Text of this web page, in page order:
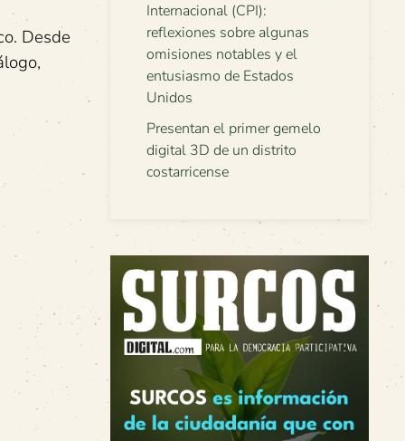
Desde
Internacional (CPI):
reflexiones sobre algunas
omisiones notables y el
entusiasmo de Estados
Unidos
Presentan el primer gemelo
digital 3D de un distrito
costarricense